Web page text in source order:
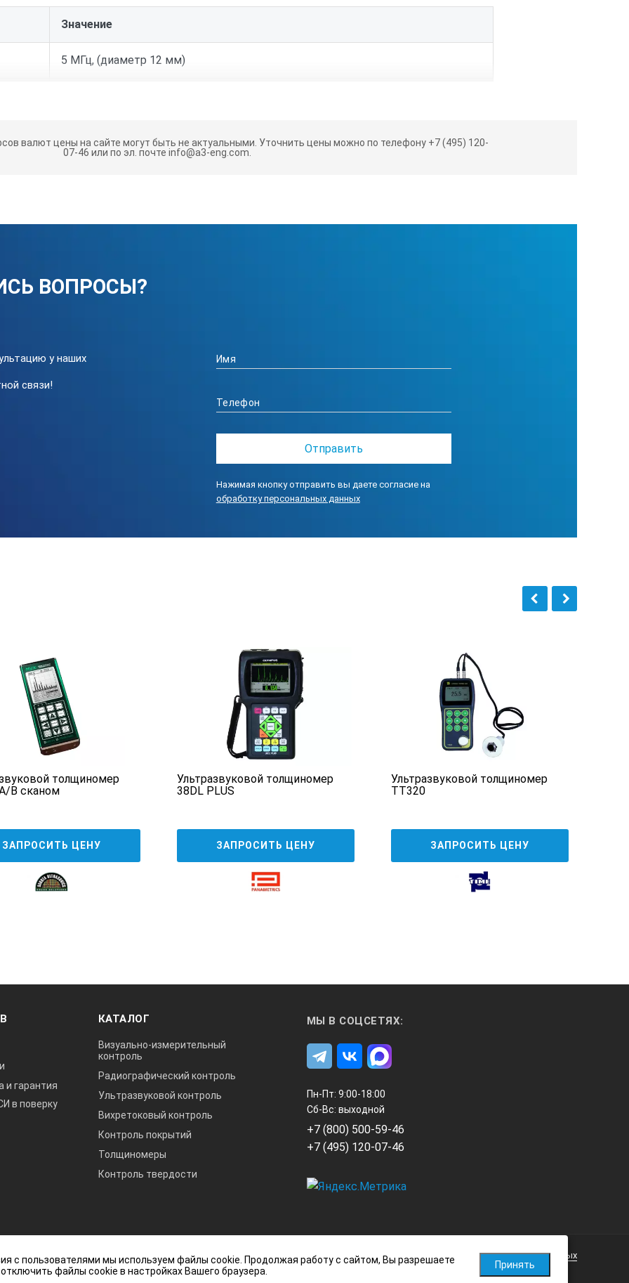
Значение
5 МГц, (диаметр 12 мм)
когда известна скорость звука.
0.001 дюйма ( 10.000 дюйма), 0.001 мм (0.1 мм (> 100.00 мм)
От 0°С до +40°С
Элемент питания типа АА 1,5 В
валют цены на сайте могут быть не актуальными. Уточнить цены можно по телефону +7 (495) 120-
07-46 или по эл. почте info@a3-eng.com.
ВОПРОСЫ?
у наших
связи!
Нажимая кнопку отправить вы даете согласие на
обработку персональных данных
толщиномер
B сканом
ЗАПРОСИТЬ ЦЕНУ
Ультразвуковой толщиномер
38DL PLUS
ЗАПРОСИТЬ ЦЕНУ
Ультразвуковой толщиномер
TT320
ЗАПРОСИТЬ ЦЕНУ
и гарантия
в поверку
КАТАЛОГ
Визуально-измерительный
контроль
Радиографический контроль
Ультразвуковой контроль
Вихретоковый контроль
Контроль покрытий
Толщиномеры
Контроль твердости
МЫ В СОЦСЕТЯХ:
Пн-Пт: 9:00-18:00
Сб-Вс: выходной
+7 (800) 500-59-46
+7 (495) 120-07-46
интернет-сайт носит исключительно
публичной офертой, определяемой
Политика обработки персональных данных
с пользователями мы используем файлы cookie. Продолжая работу с сайтом, Вы разрешаете
файлы cookie в настройках Вашего браузера.
Принять